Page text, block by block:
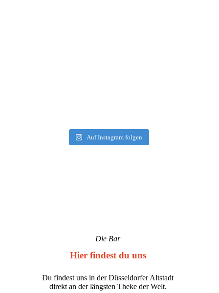
Auf Instagram folgen
Die Bar
Hier findest du uns
Du findest uns in der Düsseldorfer Altstadt
direkt an der längsten Theke der Welt.